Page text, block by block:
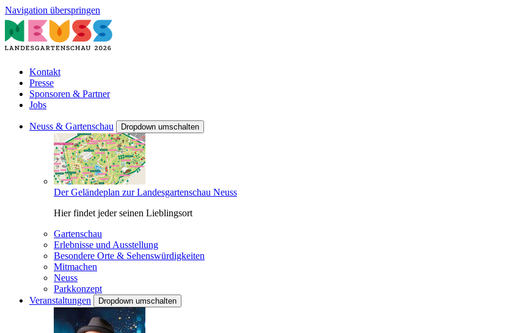
Navigation überspringen
Kontakt
Presse
Sponsoren & Partner
Jobs
Neuss & Gartenschau Dropdown umschalten
Der Geländeplan zur Landesgartenschau Neuss
Hier findet jeder seinen Lieblingsort
Gartenschau
Erlebnisse und Ausstellung
Besondere Orte & Sehenswürdigkeiten
Mitmachen
Neuss
Parkkonzept
Veranstaltungen
Dropdown umschalten